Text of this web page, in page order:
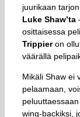
juurikaan
Luke Shaw’ta
osittaisessa
Trippieron
väärällä
Mikäli Shaw ei
pelaamaan,
wing-backiksi,